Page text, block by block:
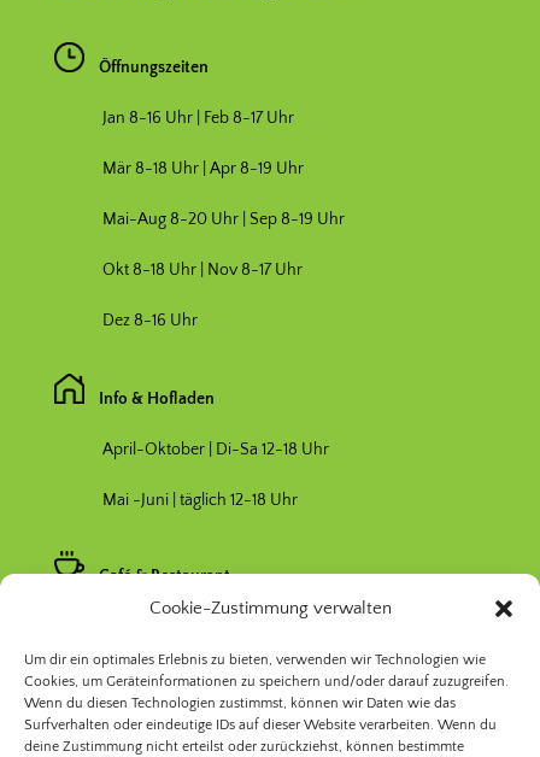
Cookie-Zustimmung verwalten
Um dir ein optimales Erlebnis zu bieten, verwenden wir Technologien wie
Cookies, um Geräteinformationen zu speichern und/oder darauf zuzugreifen.
Wenn du diesen Technologien zustimmst, können wir Daten wie das
Surfverhalten oder eindeutige IDs auf dieser Website verarbeiten. Wenn du
deine Zustimmung nicht erteilst oder zurückziehst, können bestimmte
Öffnungszeiten
Jan 8-16 Uhr | Feb 8-17 Uhr
Mär 8-18 Uhr | Apr 8-19 Uhr
Mai-Aug 8-20 Uhr | Sep 8-19 Uhr
Okt 8-18 Uhr | Nov 8-17 Uhr
Dez 8-16 Uhr
Info & Hofladen
April-Oktober | Di-Sa 12-18 Uhr
Mai -Juni | täglich 12-18 Uhr
Café & Restaurant
Hauptsaison Mai-September 11-19 Uhr